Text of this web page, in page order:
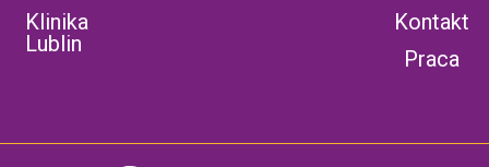
Klinika
Lublin
Kontakt
Praca